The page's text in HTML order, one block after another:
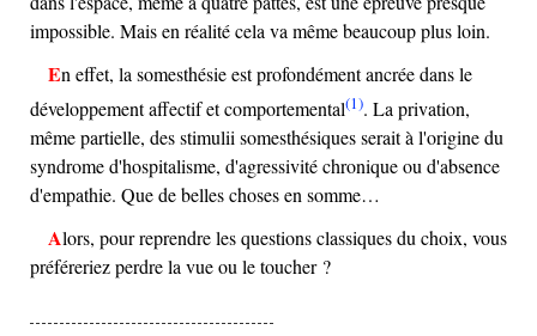
impossible. Mais en réalité cela va même beaucoup plus loin.
En effet, la somesthésie est profondément ancrée dans le
développement affectif et comportemental(1). La privation,
même partielle, des stimulii somesthésiques serait à l'origine du
syndrome d'hospitalisme, d'agressivité chronique ou d'absence
d'empathie. Que de belles choses en somme…
Alors, pour reprendre les questions classiques du choix, vous
préféreriez perdre la vue ou le toucher ?